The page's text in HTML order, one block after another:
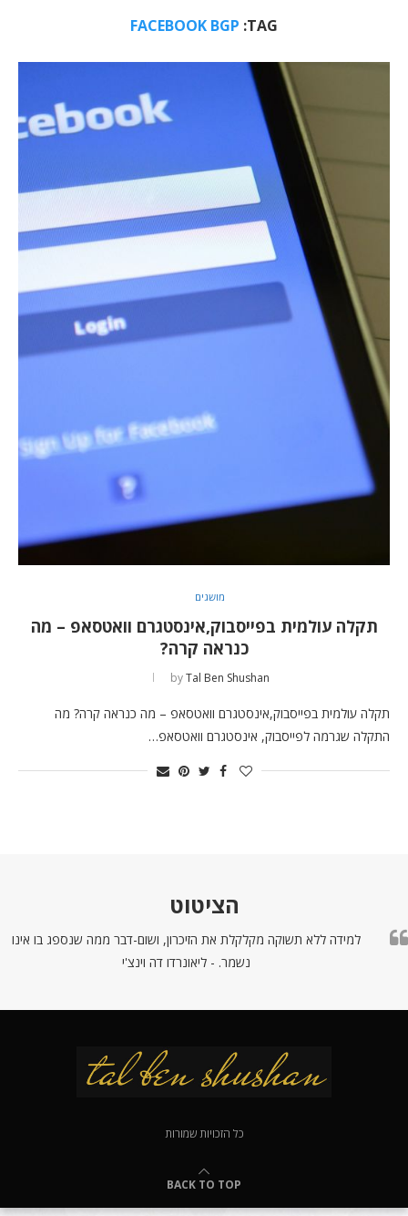
TAG:
FACEBOOK BGP
מושגים
תקלה עולמית בפייסבוק,אינסטגרם וואטסאפ – מה
כנראה קרה?
byTal Ben Shushan
תקלה עולמית בפייסבוק,אינסטגרם וואטסאפ – מה כנראה קרה? מה
התקלה שגרמה לפייסבוק, אינסטגרם וואטסאפ…
הציטוט
למידה ללא תשוקה מקלקלת את הזיכרון, ושום-דבר ממה שנספג בו אינו
נשמר. - ליאונרדו דה וינצ'י
כל הזכויות שמורות
BACK TO TOP